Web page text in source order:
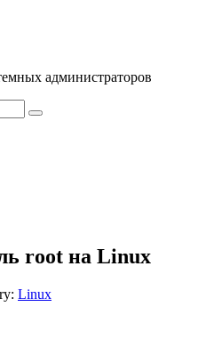
администраторов
root на Linux
Linux